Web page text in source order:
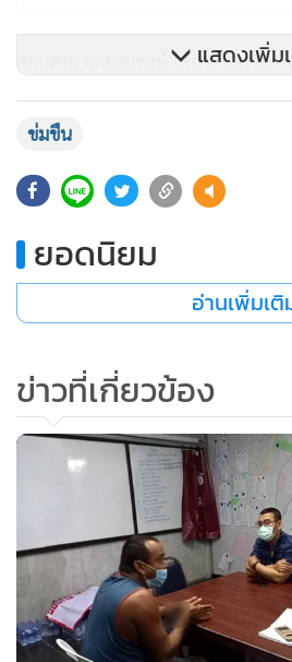
สอบสวน นายสมพงษ์ ให้การรับสารภา
พ.ต.ต.ศิษฏ์ พูลวงศ์ สว.กก.2 บก.ปคม.
พัทยา ที่ 832/2549 ลง 4 ส.ค. 49 ข้อห
กักขัง และร่วมกันข่มขืนกระทำชำเรา
ห้าปี” ได้หน้าร้านปูกรรเชียงซีฟู้ด เลข
พ.ต.อ.พัฒนพงศ์ กล่าวว่า ผู้ต้องหารา
อายุประมาณ 20 ปี พร้อมกับพวกซึ่งเ
เดียวกัน ได้ร่วมกันกินอาหารและดื่ม
ได้ออกอุบายชักชวน เด็กหญิงสาว อา
ของเพื่อน เมื่อเด็กหญิงสาวคนดังกล่
ให้เด็กหญิงสาวดังกล่าวดื่มสุราร่วมกับ
คนดังกล่าวเกิดอาการมึนเมา ก็ลงมือ
ร่วมกันกักขังไม่ให้ออกไปจากห้อง กระ
แสดงเพิ่ม
ข่มขืน
ยอดนิยม
อ่านเพิ่มเติ
ข่าวที่เกี่ยวข้อง